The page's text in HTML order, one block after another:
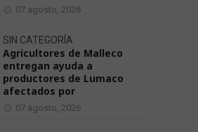
07 agosto, 2026
SIN CATEGORÍA
Agricultores de Malleco
entregan ayuda a
productores de Lumaco
afectados por
07 agosto, 2026